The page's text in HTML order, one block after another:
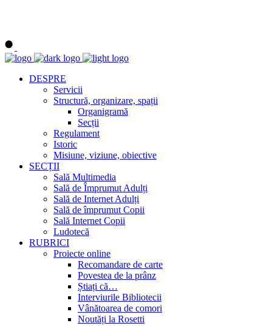
DESPRE
Servicii
Structură, organizare, spații
Organigramă
Secții
Regulament
Istoric
Misiune, viziune, obiective
SECȚII
Sală Multimedia
Sală de Împrumut Adulți
Sală de Internet Adulți
Sală de împrumut Copii
Sală Internet Copii
Ludotecă
RUBRICI
Proiecte online
Recomandare de carte
Povestea de la prânz
Știați că…
Interviurile Bibliotecii
Vânătoarea de comori
Noutăți la Rosetti